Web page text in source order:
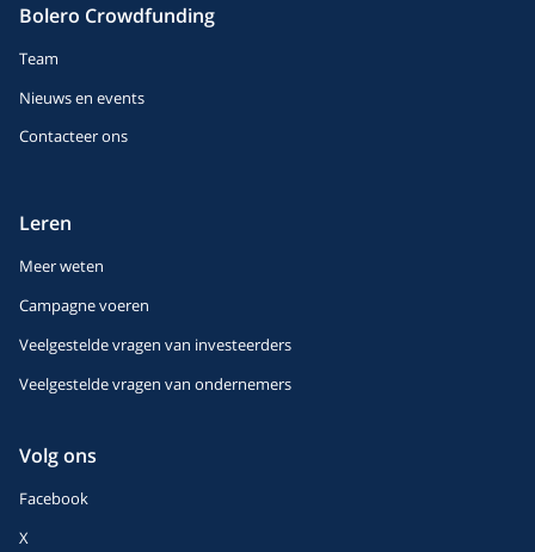
Bolero Crowdfunding
Team
Nieuws en events
Contacteer ons
Leren
Meer weten
Campagne voeren
Veelgestelde vragen van investeerders
Veelgestelde vragen van ondernemers
Volg ons
Facebook
X